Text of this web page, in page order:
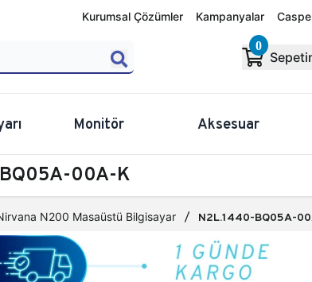
Kurumsal Çözümler Kampanyalar
0
Monitör Aksesuar
00A-K
N200 Masaüstü Bilgisayar N2L.1440-BQ05A-